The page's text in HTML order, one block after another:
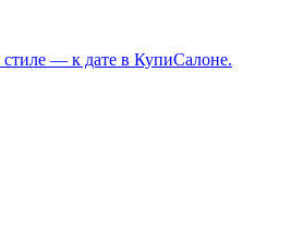
— к дате в КупиСалоне.